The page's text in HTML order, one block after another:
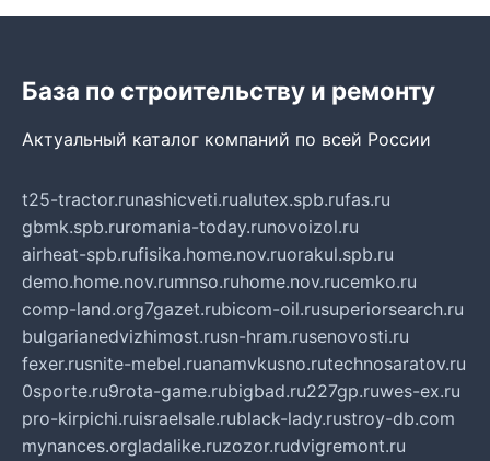
База по строительству и ремонту
Актуальный каталог компаний по всей России
t25-tractor.runashicveti.rualutex.spb.rufas.ru
gbmk.spb.ruromania-today.runovoizol.ru
airheat-spb.rufisika.home.nov.ruorakul.spb.ru
demo.home.nov.rumnso.ruhome.nov.rucemko.ru
comp-land.org7gazet.rubicom-oil.rusuperiorsearch.ru
bulgarianedvizhimost.rusn-hram.rusenovosti.ru
fexer.rusnite-mebel.ruanamvkusno.rutechnosaratov.ru
0sporte.ru9rota-game.rubigbad.ru227gp.ruwes-ex.ru
pro-kirpichi.ruisraelsale.rublack-lady.rustroy-db.com
mynances.orgladalike.ruzozor.rudvigremont.ru